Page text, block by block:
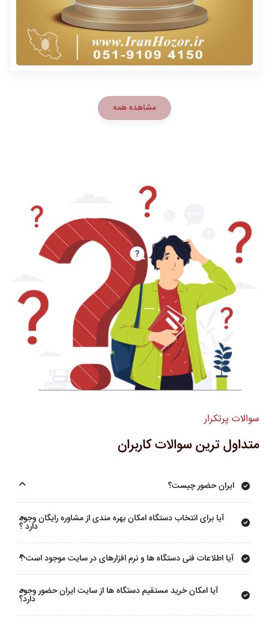
مشاهده همه
سوالات پرتکرار
متداول ترین سوالات کاربران
ایران حضور چیست؟
آیا برای انتخاب دستگاه امکان بهره مندی از مشاوره رایگان وجود
دارد ؟
آیا اطلاعات فنی دستگاه ها و نرم افزارهای در سایت موجود است ؟
آیا امکان خرید مستقیم دستگاه ها از سایت ایران حضور وجود
دارد؟